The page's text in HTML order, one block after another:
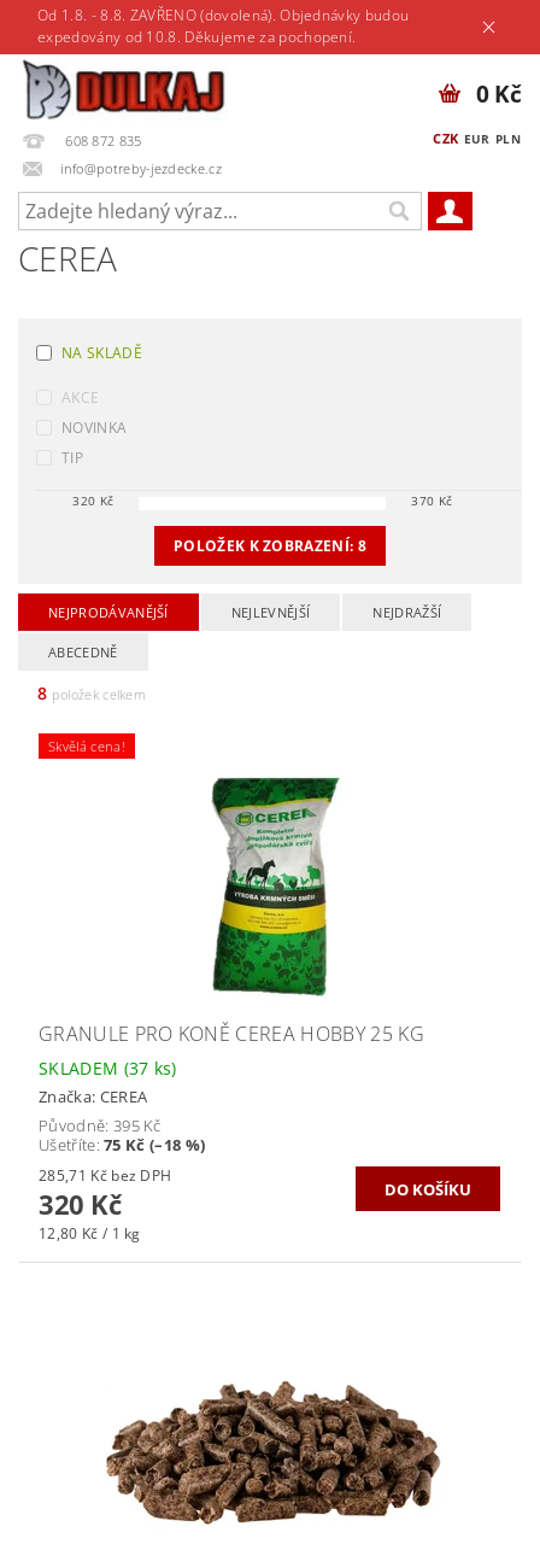
Od 1.8. - 8.8. ZAVŘENO (dovolená). Objednávky budou
expedovány od 10.8. Děkujeme za pochopení.
608 872 835
info@potreby-jezdecke.cz
CZK EUR PLN
0 Kč
CEREA
NA SKLADĚ
AKCE
NOVINKA
TIP
320 Kč 370 Kč
POLOŽEK K ZOBRAZENÍ: 8
NEJPRODÁVANĚJŠÍ NEJLEVNĚJŠÍ NEJDRAŽŠÍ
ABECEDNĚ
8 položek celkem
Skvělá cena!
GRANULE PRO KONĚ CEREA HOBBY 25 KG
SKLADEM (37 ks)
Značka: CEREA
Původně: 395 Kč
Ušetříte:75 Kč (–18 %)
285,71 Kč bez DPH
320 Kč
12,80 Kč / 1 kg